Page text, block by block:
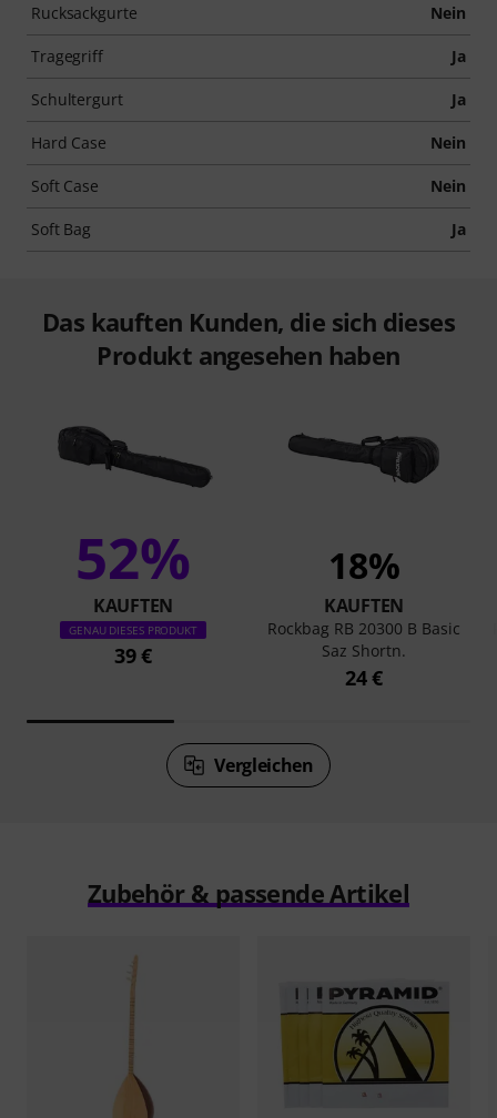
Rucksackgurte Nein
Tragegriff Ja
Schultergurt Ja
Hard Case Nein
Soft Case Nein
Soft Bag Ja
Das kauften Kunden, die sich dieses
Produkt angesehen haben
52%
KAUFTEN
GENAU DIESES PRODUKT
39 €
18%
KAUFTEN
Rockbag RB 20300 B Basic
Saz Shortn.
24 €
Vergleichen
Zubehör & passende Artikel